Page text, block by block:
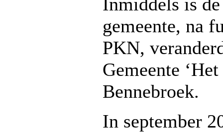
gemeente, na
PKN,
Gemeente
Bennebroek.
In september